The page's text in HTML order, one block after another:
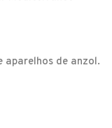
aparelhos de anzol.